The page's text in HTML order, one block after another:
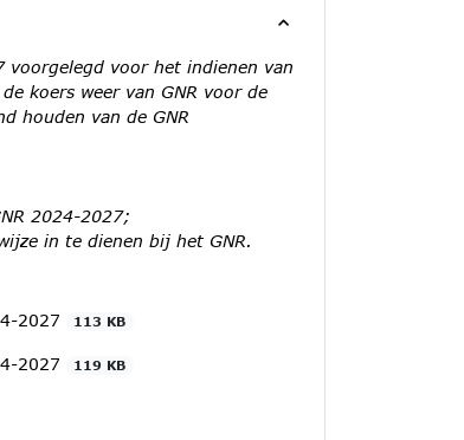
voorgelegd voor het indienen van
koers weer van GNR voor de
houden van de GNR
2024-2027;
in te dienen bij het GNR.
2027
113 KB
2027 119 KB